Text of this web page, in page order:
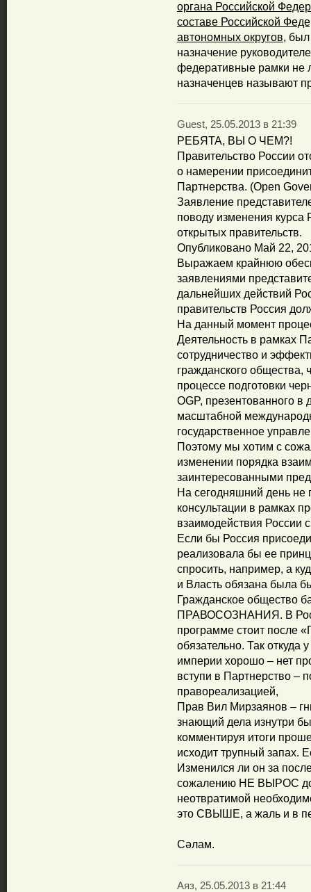
органа Российской
составе Российской
автономных округов,
назначение
федеративные рамки не
назначенцев называют
Guest, 25.05.2013 в 21:39
РЕБЯТА, ВЫ О ЧЕМ?!
Правительство России
о намерении
Партнерства. (Open
Заявление
поводу изменения курса
открытых правительств.
Опубликовано Май 22,
Выражаем крайнюю
заявлениями
дальнейших действий
правительств Россия
На данный момент
Деятельность в рамках
сотрудничество и
гражданского общества,
процессе подготовки
OGP, презентованного в
масштабной
государственное
Поэтому мы хотим с
изменении порядка
заинтересованными
На сегодняшний день не
консультации в рамках
взаимодействия России
Если бы Россия
реализовала бы ее
спросить, например, а
и Власть обязана была
Гражданское общество
ПРАВОСОЗНАНИЯ. В
программе стоит после
обязательно. Так откуда
империи хорошо – нет
вступи в Партнерство –
правореализацией,
Прав Вил Мирзаянов –
знающий дела изнутри
комментируя итоги
исходит трупный запах.
Изменился ли он за
сожалению НЕ ВЫРОС до
неотвратимой
это СВЫШЕ, а жаль и в
Сәлам.
Аяз, 25.05.2013 в 21:44